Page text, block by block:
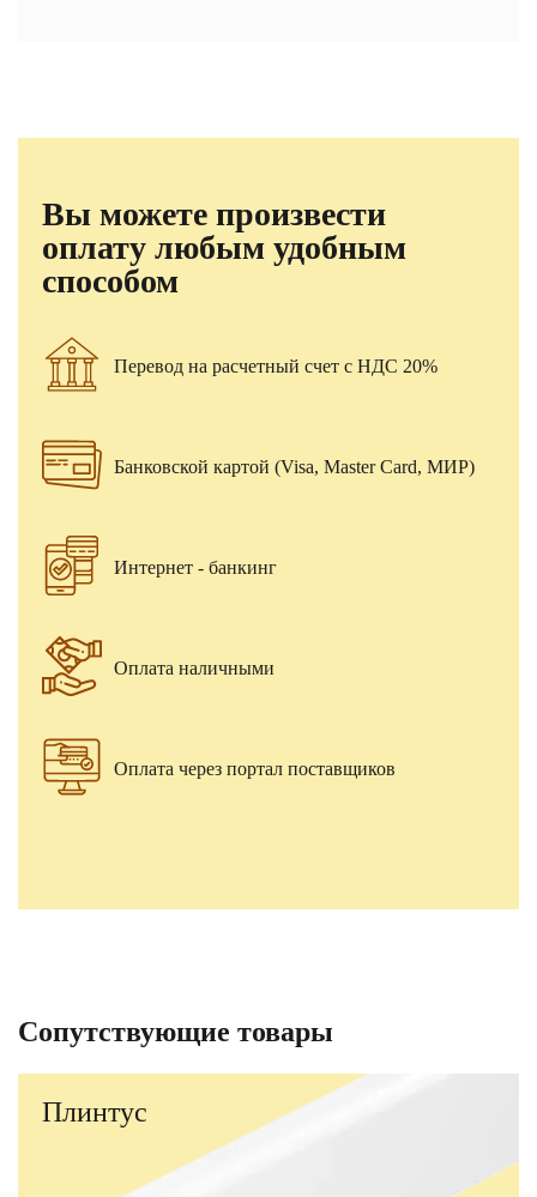
Вы можете произвести
оплату любым удобным
способом
Перевод на расчетный счет с НДС 20%
Банковской картой (Visa, Master Card, МИР)
Интернет - банкинг
Оплата наличными
Оплата через портал поставщиков
Сопутствующие товары
Плинтус